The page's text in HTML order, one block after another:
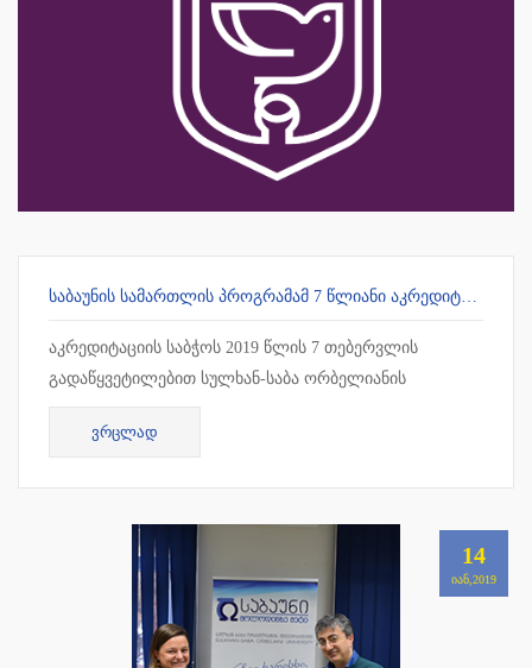
ᲡᲐᲑᲐᲣᲜᲘᲡ ᲡᲐᲛᲐᲠᲗᲚᲘᲡ ᲞᲠᲝᲒᲠᲐᲛᲐᲛ 7 ᲬᲚᲘᲐᲜᲘ ᲐᲙᲠᲔᲓᲘᲢᲐᲪᲘᲐ ᲛᲘᲘᲦᲝ
აკრედიტაციის საბჭოს 2019 წლის 7 თებერვლის
გადაწყვეტილებით სულხან-საბა ორბელიანის
უნივერსიტეტის სამართლის სამაგისტრო პროგრამამ 7
წლიანი უპირობო აკრედიტაცია მიიღო !!!
ᲕᲠᲪᲚᲐᲓ
14
ᲘᲐᲜ,2019